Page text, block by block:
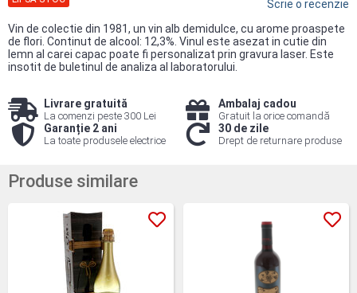
Scrie o recenzie
Vin de colectie din 1981, un vin alb demidulce, cu arome proaspete
de flori. Continut de alcool: 12,3%. Vinul este asezat in cutie din
lemn al carei capac poate fi personalizat prin gravura laser. Este
insotit de buletinul de analiza al laboratorului.
Livrare gratuită
La comenzi peste 300 Lei
Ambalaj cadou
Gratuit la orice comandă
Garanție 2 ani
La toate produsele electrice
30 de zile
Drept de returnare produse
Produse similare